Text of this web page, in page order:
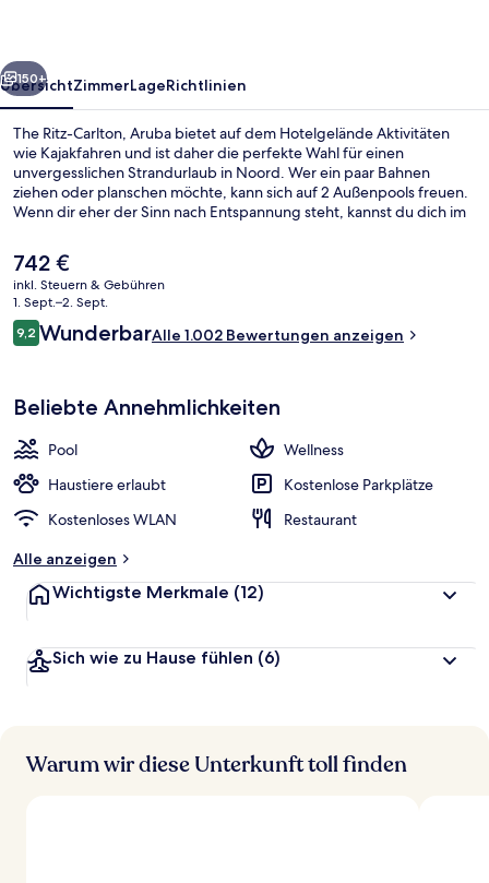
Weiter
150+
ÜbersichtZimmerLageRichtlinien
The Ritz-Carlton, Aruba bietet auf dem Hotelgelände Aktivitäten
wie Kajakfahren und ist daher die perfekte Wahl für einen
unvergesslichen Strandurlaub in Noord. Wer ein paar Bahnen
ziehen oder planschen möchte, kann sich auf 2 Außenpools freuen.
Wenn dir eher der Sinn nach Entspannung steht, kannst du dich im
und Aromatherapie verwöhnen lassen. Solanio, eins von 4
Restaurants, serviert italienische Küche und ist zum Frühstück,
Mittagessen und Abendessen geöffnet. Als weitere Highlights
bietet dieses Resort im luxuriösen Stil 3 Bars/Lounges, ein Casino
und eine Poolbar. Anderen Reisenden gefallen der Pool und das
hilfsbereite Personal sehr gut.
Der
aktuelle
Preis
beträgt
742 €.
742 €
inkl. Steuern & Gebühren
1. Sept.–2. Sept.
Bewertungen
9,29,2 von 10.
WunderbarAlle 1.002 Bewertungen anzeigen
Beliebte Annehmlichkeiten
Pool
Wellness
Haustiere erlaubt
Kostenlose Parkplätze
Kostenloses WLAN
Restaurant
Alle anzeigen
Wichtigste Merkmale (12)
Sich wie zu Hause fühlen (6)
Warum wir diese Unterkunft toll finden